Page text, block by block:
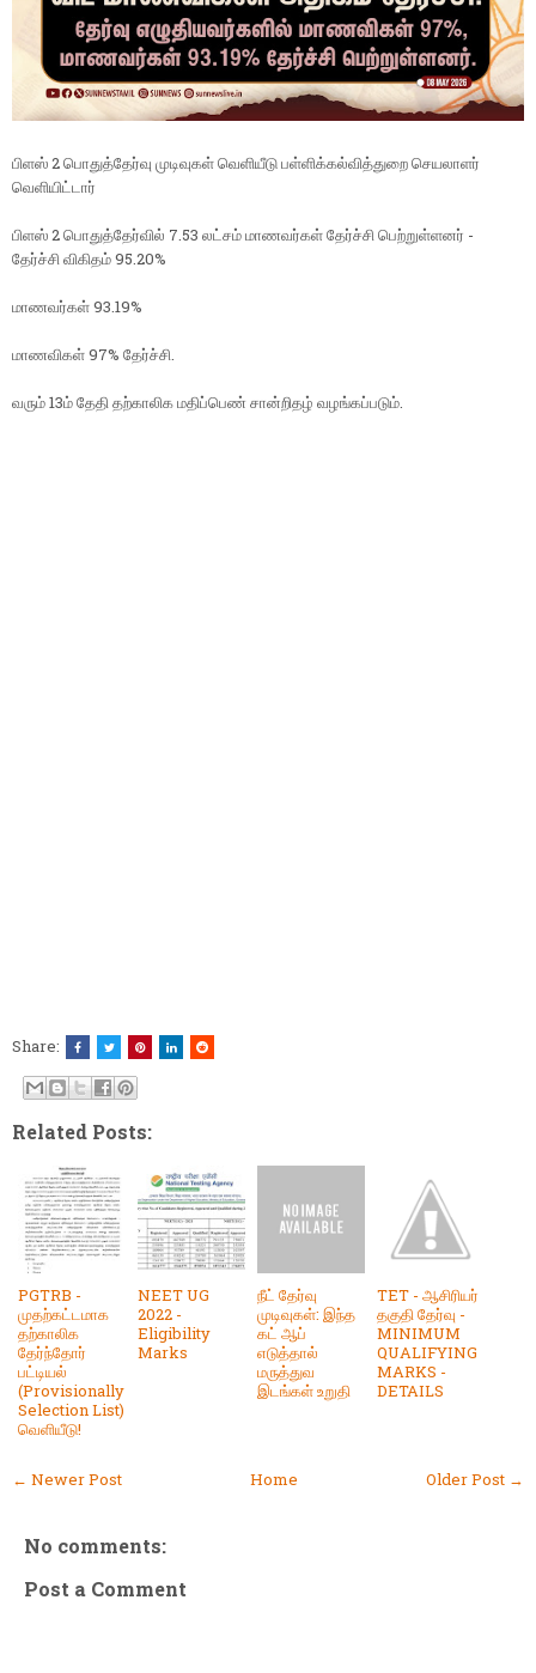
பிளஸ் 2 பொதுத்தேர்வு முடிவுகள் வெளியீடு பள்ளிக்கல்வித்துறை செயலாளர்
வெளியிட்டார்
பிளஸ் 2 பொதுத்தேர்வில் 7.53 லட்சம் மாணவர்கள் தேர்ச்சி பெற்றுள்ளனர் -
தேர்ச்சி விகிதம் 95.20%
மாணவர்கள் 93.19%
மாணவிகள் 97% தேர்ச்சி.
வரும் 13ம் தேதி தற்காலிக மதிப்பெண் சான்றிதழ் வழங்கப்படும்.
Share:
Related Posts:
PGTRB -
முதற்கட்டமாக
தற்காலிக
தேர்ந்தோர்
பட்டியல்
(Provisionally
Selection List)
வெளியீடு!
NEET UG
2022 -
Eligibility
Marks
நீட் தேர்வு
முடிவுகள்: இந்த
கட் ஆப்
எடுத்தால்
மருத்துவ
இடங்கள் உறுதி
TET - ஆசிரியர்
தகுதி தேர்வு -
MINIMUM
QUALIFYING
MARKS -
DETAILS
← Newer Post Older Post →
Home
No comments:
Post a Comment